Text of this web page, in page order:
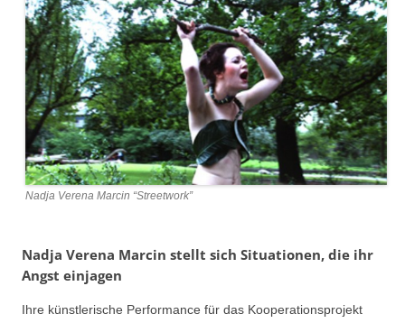
Nadja Verena Marcin “Streetwork”
Nadja Verena Marcin stellt sich Situationen, die ihr
Angst einjagen
Ihre künstlerische Performance für das Kooperationsprojekt